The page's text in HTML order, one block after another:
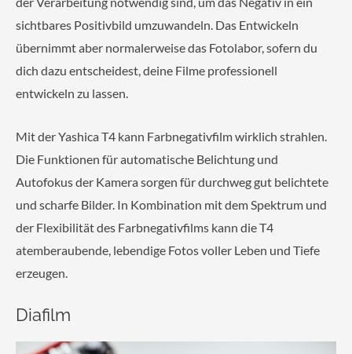
sichtbares Positivbild umzuwandeln. Das Entwickeln
übernimmt aber normalerweise das Fotolabor, sofern du
dich dazu entscheidest, deine Filme professionell
entwickeln zu lassen.
Mit der Yashica T4 kann Farbnegativfilm wirklich strahlen.
Die Funktionen für automatische Belichtung und
Autofokus der Kamera sorgen für durchweg gut belichtete
und scharfe Bilder. In Kombination mit dem Spektrum und
der Flexibilität des Farbnegativfilms kann die T4
atemberaubende, lebendige Fotos voller Leben und Tiefe
erzeugen.
Diafilm